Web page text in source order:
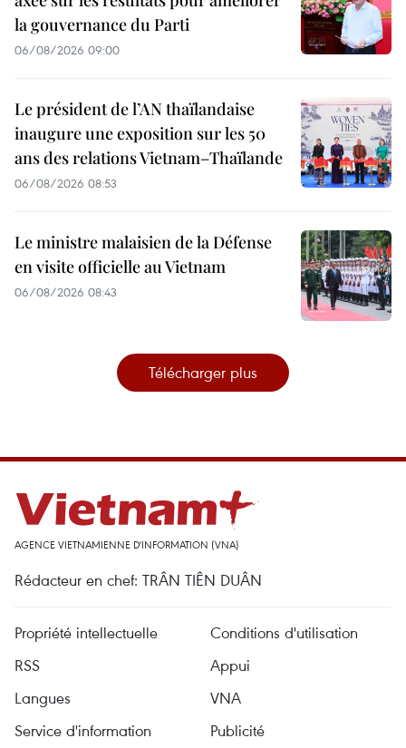
la gouvernance du Parti
06/08/2026 09:00
Le président de l’AN thaïlandaise
inaugure une exposition sur les 50
ans des relations Vietnam–Thaïlande
06/08/2026 08:53
Le ministre malaisien de la Défense
en visite officielle au Vietnam
06/08/2026 08:43
Télécharger plus
AGENCE VIETNAMIENNE D'INFORMATION (VNA)
Rédacteur en chef: TRÂN TIÊN DUÂN
Propriété intellectuelle
Conditions d'utilisation
RSS
Appui
Langues
VNA
Service d'information
Publicité